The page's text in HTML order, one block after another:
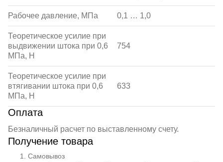
Рабочее давление, МПа 0,1 … 1,0
Теоретическое усилие при
выдвижении штока при 0,6
МПа, Н
754
Теоретическое усилие при
втягивании штока при 0,6
МПа, Н
633
Оплата
Безналичный расчет по выставленному счету.
Получение товара
Самовывоз